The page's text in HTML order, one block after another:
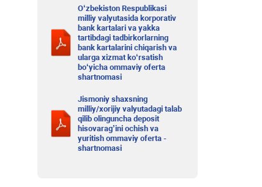
O‘zbekiston Respublikasi
milliy valyutasida korporativ
bank kartalari va yakka
tartibdagi tadbirkorlarning
bank kartalarini chiqarish va
ularga xizmat ko‘rsatish
bo‘yicha ommaviy oferta
shartnomasi
Jismoniy shaxsning
milliy/xorijiy valyutadagi talab
qilib olinguncha deposit
hisovarag’ini ochish va
yuritish ommaviy oferta -
shartnomasi